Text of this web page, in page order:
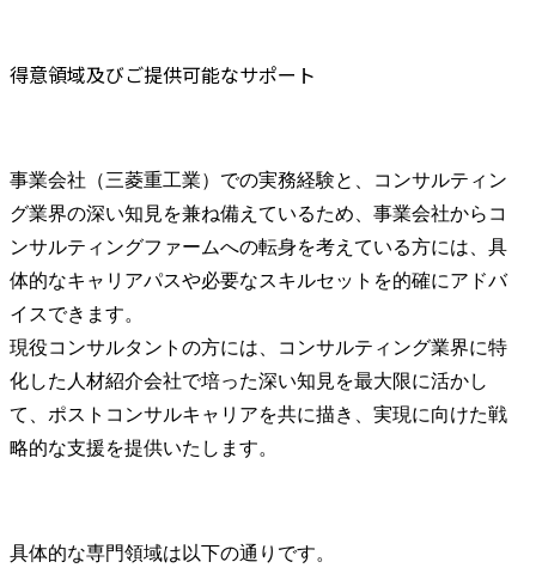
得意領域及びご提供可能なサポート
事業会社（三菱重工業）での実務経験と、コンサルティン
グ業界の深い知見を兼ね備えているため、事業会社からコ
ンサルティングファームへの転身を考えている方には、具
体的なキャリアパスや必要なスキルセットを的確にアドバ
イスできます。
現役コンサルタントの方には、コンサルティング業界に特
化した人材紹介会社で培った深い知見を最大限に活かし
て、ポストコンサルキャリアを共に描き、実現に向けた戦
略的な支援を提供いたします。
具体的な専門領域は以下の通りです。